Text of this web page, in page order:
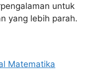
untuk
yang lebih parah.
Matematika